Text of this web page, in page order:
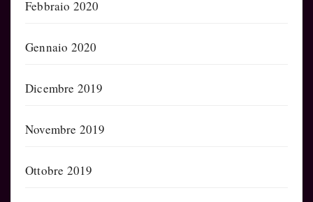
Febbraio 2020
Gennaio 2020
Dicembre 2019
Novembre 2019
Ottobre 2019